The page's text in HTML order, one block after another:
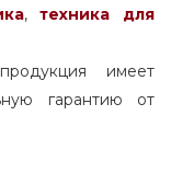
,
техника для
имеет
гарантию от